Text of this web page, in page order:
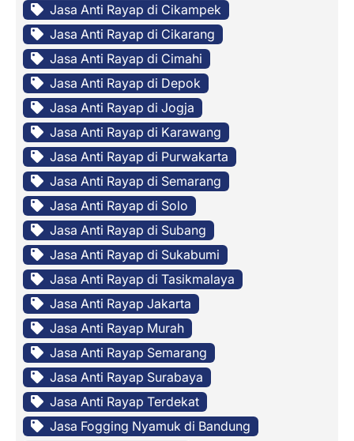
Jasa Anti Rayap di Cikampek
Jasa Anti Rayap di Cikarang
Jasa Anti Rayap di Cimahi
Jasa Anti Rayap di Depok
Jasa Anti Rayap di Jogja
Jasa Anti Rayap di Karawang
Jasa Anti Rayap di Purwakarta
Jasa Anti Rayap di Semarang
Jasa Anti Rayap di Solo
Jasa Anti Rayap di Subang
Jasa Anti Rayap di Sukabumi
Jasa Anti Rayap di Tasikmalaya
Jasa Anti Rayap Jakarta
Jasa Anti Rayap Murah
Jasa Anti Rayap Semarang
Jasa Anti Rayap Surabaya
Jasa Anti Rayap Terdekat
Jasa Fogging Nyamuk di Bandung